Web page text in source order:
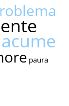
acume
paura